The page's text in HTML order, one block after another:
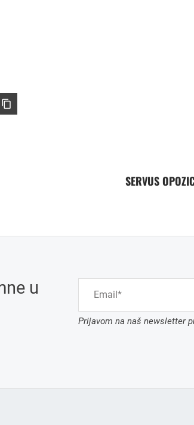
SERVUS
u
Prijavom na naš newsletter